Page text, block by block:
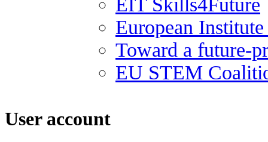
EIT Skills4Future
European
Toward a future-
EU STEM
User account